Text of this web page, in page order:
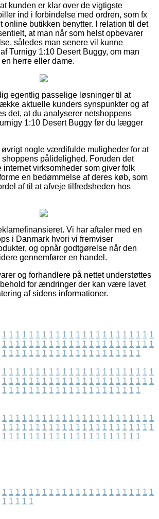
kunden er klar over de vigtigste
ind i forbindelse med ordren, som fx
online butikken benytter. I relation til det
at man når som helst opbevarer
således man senere vil kunne
Turnigy 1:10 Desert Buggy, om man
herre eller dame.
egentlig passelige løsninger til at
aktuelle kunders synspunkter og af
det, at du analyserer netshoppens
1:10 Desert Buggy før du lægger
øvrigt nogle værdifulde muligheder for at
pålidelighed. Foruden det
virksomheder som giver folk
en bedømmelse af deres køb, som
af til at afveje tilfredsheden hos
Vi har aftaler med en
i Danmark hvori vi fremviser
og opnår godtgørelse når den
gennemfører en handel.
og forhandlere på nettet understøttes
for ændringer der kan være lavet
af sidens informationer.
1 1 1 1 1 1 1 1 1 1 1 1 1 1 1 1 1 1 1 1 1 1 1
1 1 1 1 1 1 1 1 1 1 1 1 1 1 1 1 1 1 1 1 1 1 1
1 1 1 1 1 1 1 1 1 1 1 1 1 1 1 1 1 1 1 1 1
1 1 1 1 1 1 1 1 1 1 1 1 1 1 1 1 1 1 1 1 1 1 1
1 1 1 1 1 1 1 1 1 1 1 1 1 1 1 1 1 1 1 1 1 1 1
1 1 1 1 1 1 1 1 1 1 1 1 1 1 1 1 1 1 1 1 1
1 1 1 1 1 1 1 1 1 1 1 1 1 1 1 1 1 1 1 1 1 1 1
1 1 1 1 1 1 1 1 1 1 1 1 1 1 1 1 1 1 1 1 1 1 1
1 1 1 1 1 1 1 1 1 1 1 1 1 1 1 1 1 1 1 1 1
1 1 1 1 1 1 1 1 1 1 1 1 1 1 1 1 1 1 1 1 1 1 1
1 1 1 1 1